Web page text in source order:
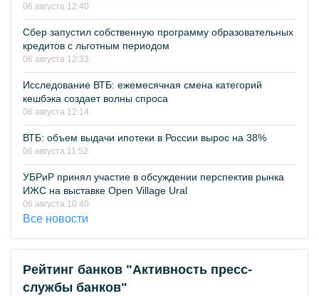
06 августа 12:40
Сбер запустил собственную программу образовательных
кредитов с льготным периодом
06 августа 12:33
Исследование ВТБ: ежемесячная смена категорий
кешбэка создает волны спроса
06 августа 12:14
ВТБ: объем выдачи ипотеки в России вырос на 38%
06 августа 11:52
УБРиР принял участие в обсуждении перспектив рынка
ИЖС на выставке Open Village Ural
06 августа 10:40
Все новости
Рейтинг банков "Активность пресс-
службы банков"